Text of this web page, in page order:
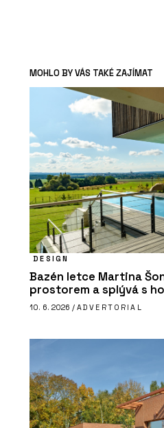
MOHLO BY VÁS TAKÉ ZAJÍMAT
DESIGN
Bazén letce Martina
prostorem a splývá s
10. 6. 2026 / ADVERTORIAL